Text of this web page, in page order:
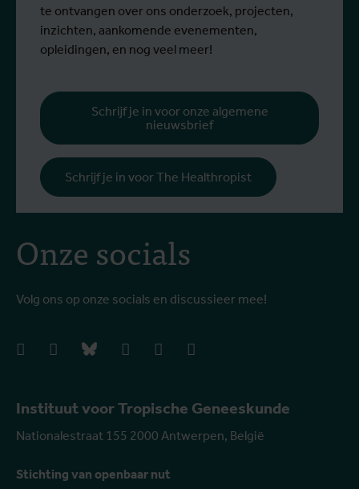
Instituut voor Tropische Geneeskunde
Nationalestraat 155 2000 Antwerpen, België
Stichting van openbaar nut
Onze socials
Volg ons op onze socials en discussieer mee!
facebookinstagrambluesky linkedIn youtube
te ontvangen over ons onderzoek, projecten,
inzichten, aankomende evenementen,
opleidingen, en nog veel meer!
Schrijf je in voor onze algemene
nieuwsbrief
Schrijf je in voor The Healthropist